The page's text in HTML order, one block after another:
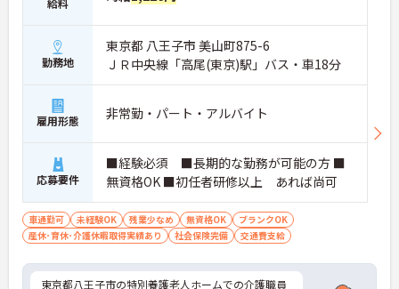
給料
勤務地
東京都 八王子市 美山町875-6
ＪＲ中央線「高尾(東京)駅」バス・車18分
雇用形態 非常勤・パート・アルバイト
応募要件
■経験必須 ■長期的な勤務が可能の方 ■
無資格OK ■初任者研修以上 あれば尚可
車通勤可 未経験OK 残業少なめ 無資格OK
ブランクOK
産休･育休･介護休暇取得実績あり
社会保険完備 交通費支給
東京都八王子市の特別養護老人ホームでの介護職員